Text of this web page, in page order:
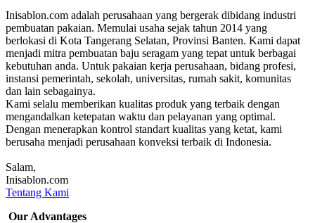
Inisablon.com adalah perusahaan yang bergerak dibidang industri
pembuatan pakaian. Memulai usaha sejak tahun 2014 yang
berlokasi di Kota Tangerang Selatan, Provinsi Banten. Kami dapat
menjadi mitra pembuatan baju seragam yang tepat untuk berbagai
kebutuhan anda. Untuk pakaian kerja perusahaan, bidang profesi,
instansi pemerintah, sekolah, universitas, rumah sakit, komunitas
dan lain sebagainya.
Kami selalu memberikan kualitas produk yang terbaik dengan
mengandalkan ketepatan waktu dan pelayanan yang optimal.
Dengan menerapkan kontrol standart kualitas yang ketat, kami
berusaha menjadi perusahaan konveksi terbaik di Indonesia.
Salam,
Inisablon.com
Tentang Kami
Our Advantages